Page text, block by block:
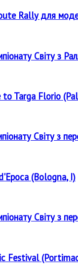
Rally для
Світу з
Targa Florio
Світу з
(Bologna, I)
Світу з
Festival